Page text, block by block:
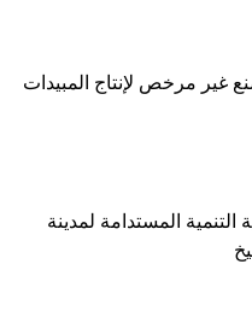
غير مرخص لإنتاج المبيدات
التنمية المستدامة لمدينة